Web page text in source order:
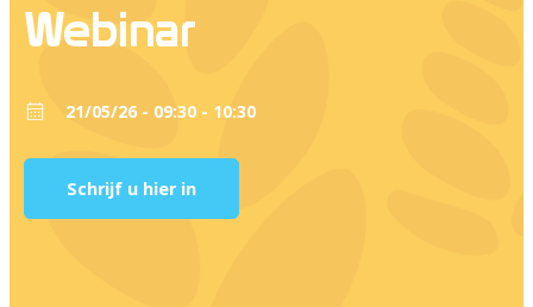
Webinar
21/05/26 - 09:30 - 10:30
Schrijf u hier in